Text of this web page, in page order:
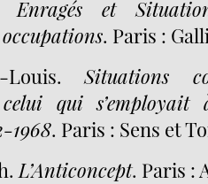
Enragés et
. Paris :
Louis.Situations
qui s’employait
1968. Paris : Sens et
L’Anticoncept. Paris :